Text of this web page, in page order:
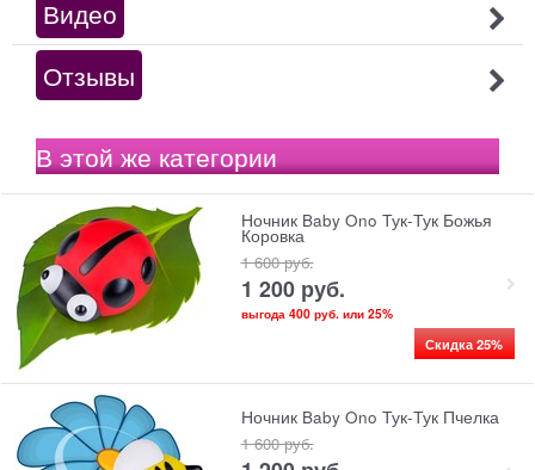
Видео
Отзывы
В этой же категории
Ночник Baby Ono Тук-Тук Божья
Коровка
1 600 руб.
1 200 руб.
выгода 400 руб.или 25%
Скидка 25%
Ночник Baby Ono Тук-Тук Пчелка
1 600 руб.